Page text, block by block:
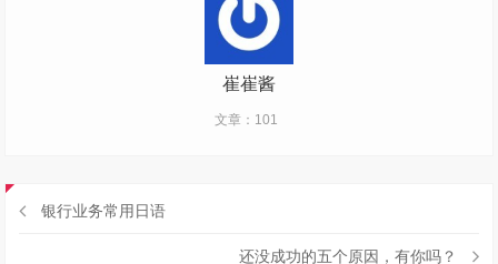
崔崔酱
文章：101
银行业务常用日语
还没成功的五个原因，有你吗？